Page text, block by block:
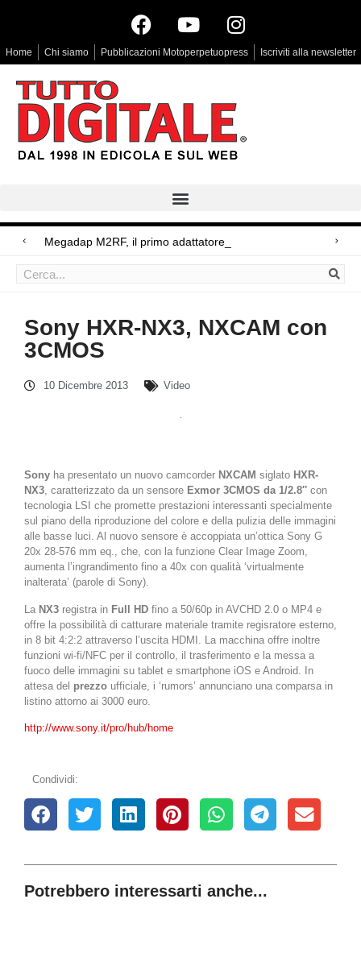
Home Chi siamo Pubblicazioni Motoperpetuopress Iscriviti alla newsletter
Megadap M2RF, il primo adattatore autofocus
Arri Rental, evoluzioni in arrivo
Sony HXR-NX3, NXCAM con
3CMOS
10 Dicembre 2013 Video
Sony ha presentato un nuovo camcorder NXCAM siglato HXR-
NX3, caratterizzato da un sensore Exmor 3CMOS da 1/2.8″ con
tecnologia LSI che promette prestazioni interessanti specialmente
sul piano della riproduzione del colore e della pulizia delle immagini
alle basse luci. Al nuovo sensore è accoppiata un’ottica Sony G
20x 28-576 mm eq., che, con la funzione Clear Image Zoom,
aumenta l’ingrandimento fino a 40x con qualità ‘virtualmente
inalterata’ (parole di Sony).
La NX3 registra in Full HD fino a 50/60p in AVCHD 2.0 o MP4 e
offre la possibilità di catturare materiale tramite regisratore esterno,
in 8 bit 4:2:2 attraverso l’uscita HDMI. La macchina offre inoltre
funzioni wi-fi/NFC per il controllo, il trasferimento e la messa a
fuoco delle immagini su tablet e smartphone iOS e Android. In
attesa del prezzo ufficiale, i ‘rumors’ annunciano una comparsa in
listino attorno ai 3000 euro.
http://www.sony.it/pro/hub/home
Condividi:
Potrebbero interessarti anche...